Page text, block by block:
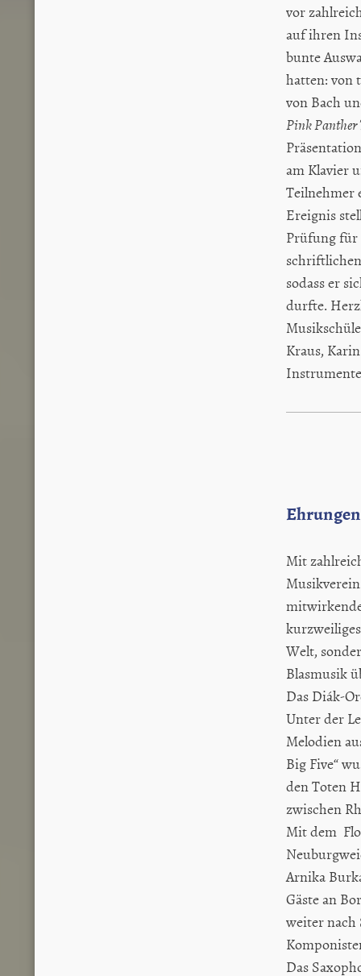
vor
auf ihren
bunte
hatten: von
von Bach
Pink Panther
am Klavier
Teilnehmer
Ereignis
Prüfung für
sodass er
durfte.
Kraus,
Mit
Welt,
Blasmusik
Das Diák-
Unter der
Melodien
Big Five“
den Toten
zwischen
Mit dem
Arnika
Gäste an
weiter nach
Das